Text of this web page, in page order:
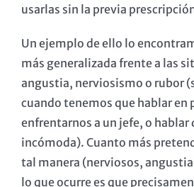
usarlas sin la previa
Un ejemplo de ello lo
más generalizada frente a las
angustia, nerviosismo o rubor
cuando tenemos que hablar en
enfrentarnos a un jefe, o hablar
incómoda). Cuanto más
tal manera (nerviosos,
lo que ocurre es que